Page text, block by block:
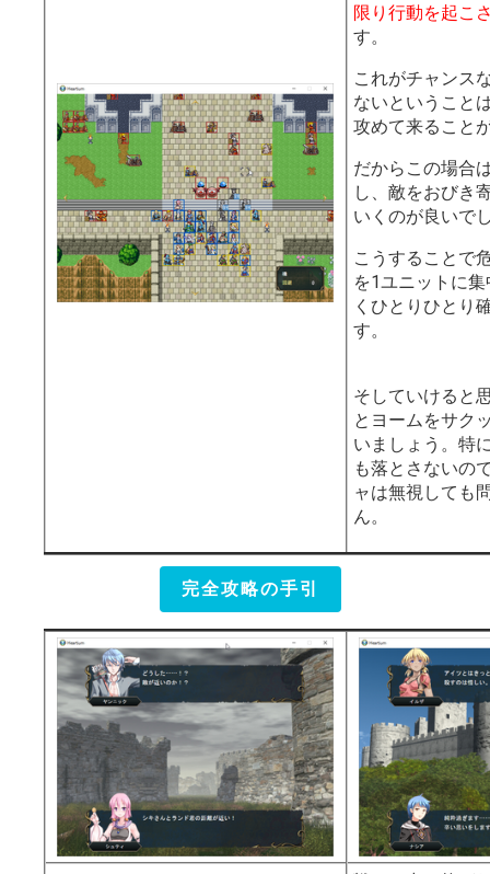
限り行動を起こ
す。
これがチャンス
ないということ
攻めて来ること
だからこの場合
し、敵をおびき
いくのが良いで
こうすることで
を1ユニットに
くひとりひとり
す。
そしていけると
とヨームをサク
いましょう。特
も落とさないの
ャは無視しても
ん。
完全攻略の手引
やばいやばいと煽ってきましたが、このステージは計
画性さえ持てば安定した完全攻略が可能です。
初めは上の通常攻略と同じで、とにかくスピードが求
められます。
この攻略法にお
は、10ターン以
る援軍を出現と
ことです。